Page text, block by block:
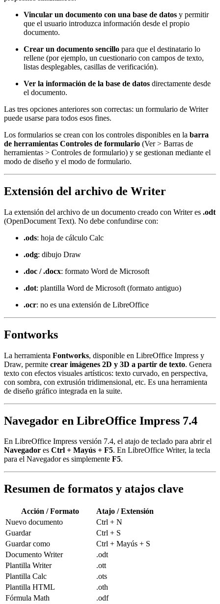
Vincular un documento con una base de datos y permitir
que el usuario introduzca información desde el propio
documento.
Crear un documento sencillo para que el destinatario lo
rellene (por ejemplo, un cuestionario con campos de texto,
listas desplegables, casillas de verificación).
Ver la información de la base de datos directamente desde
el documento.
Las tres opciones anteriores son correctas: un formulario de Writer
puede usarse para todos esos fines.
Los formularios se crean con los controles disponibles en la barra
de herramientas Controles de formulario (Ver > Barras de
herramientas > Controles de formulario) y se gestionan mediante el
modo de diseño y el modo de formulario.
Extensión del archivo de Writer
La extensión del archivo de un documento creado con Writer es .odt
(OpenDocument Text). No debe confundirse con:
.ods: hoja de cálculo Calc
.odg: dibujo Draw
.doc / .docx: formato Word de Microsoft
.dot: plantilla Word de Microsoft (formato antiguo)
.ocr: no es una extensión de LibreOffice
Fontworks
La herramienta Fontworks, disponible en LibreOffice Impress y
Draw, permite crear imágenes 2D y 3D a partir de texto. Genera
texto con efectos visuales artísticos: texto curvado, en perspectiva,
con sombra, con extrusión tridimensional, etc. Es una herramienta
de diseño gráfico integrada en la suite.
Navegador en LibreOffice Impress 7.4
En LibreOffice Impress versión 7.4, el atajo de teclado para abrir el
Navegador es Ctrl + Mayús + F5. En LibreOffice Writer, la tecla
para el Navegador es simplemente F5.
Resumen de formatos y atajos clave
Acción / Formato
Atajo / Extensión
Nuevo documento
Ctrl + N
Guardar
Ctrl + S
Guardar como
Ctrl + Mayús + S
Documento Writer
.odt
Plantilla Writer
.ott
Plantilla Calc
.ots
Plantilla HTML
.oth
Fórmula Math
.odf